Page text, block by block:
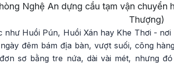
Nghệ An dựng cầu tạm vận
Thượng)
như Huồi Pún, Huồi Xán hay Khe Thơi -
đêm bám địa bàn, vượt suối, cõng
sơ bằng tre nứa, dài vài mét, nhưng